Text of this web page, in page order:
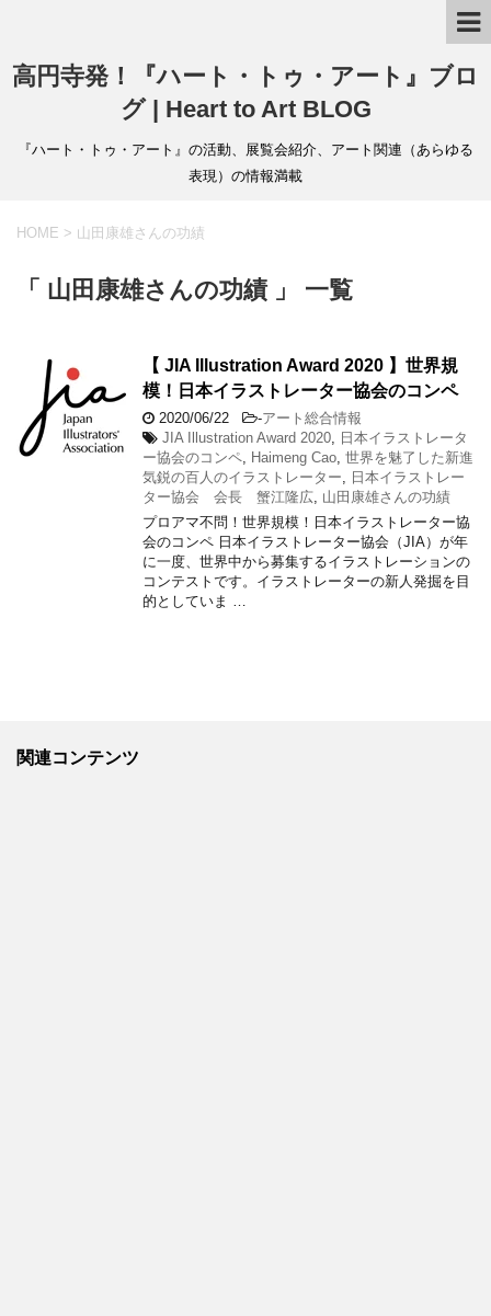
高円寺発！『ハート・トゥ・アート』ブロ
グ | Heart to Art BLOG
『ハート・トゥ・アート』の活動、展覧会紹介、アート関連（あらゆる
表現）の情報満載
HOME > 山田康雄さんの功績
「 山田康雄さんの功績 」 一覧
【 JIA Illustration Award 2020 】世界規
模！日本イラストレーター協会のコンペ
2020/06/22 -アート総合情報
JIA Illustration Award 2020
日本イラストレータ
ー協会のコンペ Haimeng Cao 世界を魅了した新進
気鋭の百人のイラストレーター
日本イラストレー
ター協会 会長 蟹江隆広 山田康雄さんの功績
プロアマ不問！世界規模！日本イラストレーター協
会のコンペ 日本イラストレーター協会（JIA）が年
に一度、世界中から募集するイラストレーションの
コンテストです。イラストレーターの新人発掘を目
的としていま …
関連コンテンツ